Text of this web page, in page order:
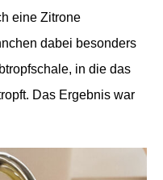
eine Zitrone
dabei besonders
in die das
Das Ergebnis war